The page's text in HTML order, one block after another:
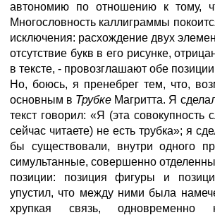
автономию по отношению к тому,
Многословность каллиграммы
исключения: расхождение двух
отсутствие букв в его рисунке,
в тексте, - провозглашают обе
Но, боюсь, я пренебрег тем, что,
основным в Трубке Магритта. Я
текст говорил: «Я (эта совокупность
сейчас читаете) не есть трубка»; я
бы существовали, внутри одного
симультанные, совершенно
позиции: позиция фигуры и
упустил, что между ними была
хрупкая связь, одновременно